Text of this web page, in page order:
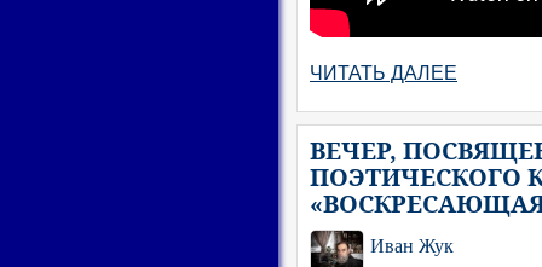
ЧИТАТЬ ДАЛЕЕ
ВЕЧЕР,
ПОЭТИЧЕСКОГО
«ВОСКРЕСАЮЩАЯ
Иван Жук